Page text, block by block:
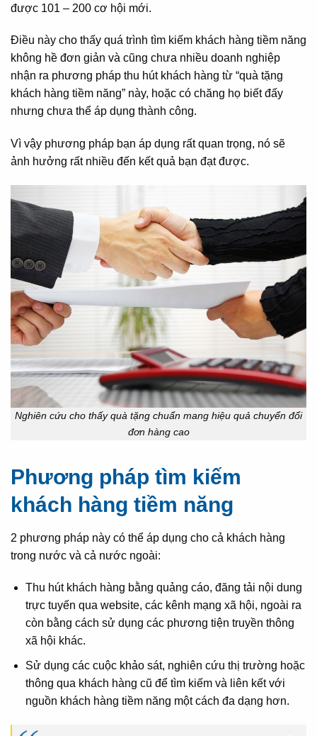
được 101 – 200 cơ hội mới.
Điều này cho thấy quá trình tìm kiếm khách hàng tiềm năng
không hề đơn giản và cũng chưa nhiều doanh nghiệp
nhận ra phương pháp thu hút khách hàng từ “quà tặng
khách hàng tiềm năng” này, hoặc có chăng họ biết đấy
nhưng chưa thể áp dụng thành công.
Vì vậy phương pháp bạn áp dụng rất quan trọng, nó sẽ
ảnh hưởng rất nhiều đến kết quả bạn đạt được.
Nghiên cứu cho thấy quà tặng chuẩn mang hiệu quả chuyển đổi
đơn hàng cao
Phương pháp tìm kiếm
khách hàng tiềm năng
2 phương pháp này có thể áp dụng cho cả khách hàng
trong nước và cả nước ngoài:
Thu hút khách hàng bằng quảng cáo, đăng tải nội dung
trực tuyến qua website, các kênh mạng xã hội, ngoài ra
còn bằng cách sử dụng các phương tiện truyền thông
xã hội khác.
Sử dụng các cuộc khảo sát, nghiên cứu thị trường hoặc
thông qua khách hàng cũ để tìm kiếm và liên kết với
nguồn khách hàng tiềm năng một cách đa dạng hơn.